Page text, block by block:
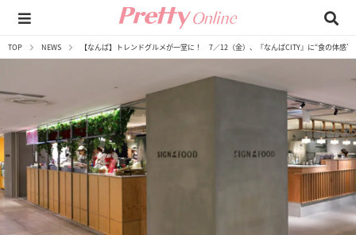
TOP NEWS 【なんば】トレンドグルメが一堂に！ 7／12（金）、『なんばCITY』に“食の体感”